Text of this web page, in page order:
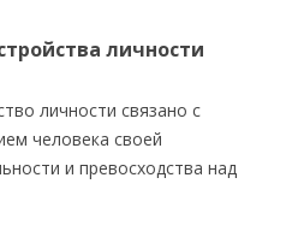
личности
личности связано с
человека своей
и превосходства над